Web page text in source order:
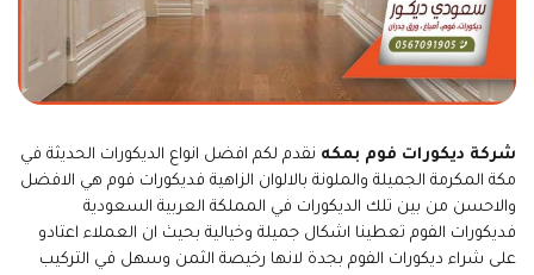
شركة ديكورات فوم بمكه نقدم لكم افضل انواع الديكورات الحديثة في
مكة المكرمة الجميلة والملونة بالالوان الزاهية فديكورات فوم هي الافضل
والاحسن من بين تلك الديكورات في المملكة العربية السعودية
فديكورات الفوم تعطينا اشكال جميلة وخيالية بحيث ان العملاء اعتادو
على شراء ديكورات الفوم بجدة لانها رخيصة الثمن وسهل في التركيب